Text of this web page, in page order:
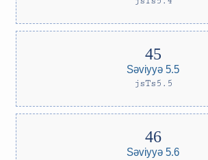
Səviyyə 5.5
jsTs5.5
Səviyyə 5.6